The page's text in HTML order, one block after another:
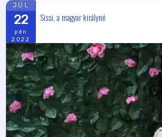
JÚL
22
pén
2022
Sissi, a magyar királyné